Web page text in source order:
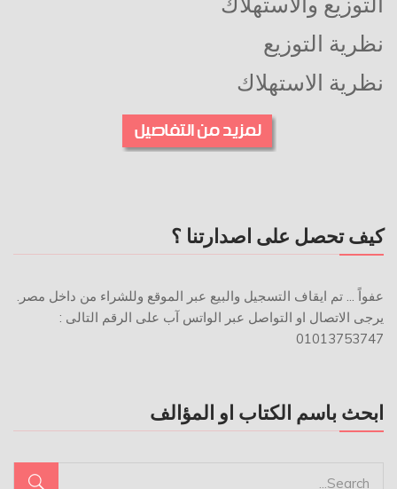
كيف تحصل على اصدارتنا ؟
عفواً ... تم ايقاف التسجيل والبيع عبر الموقع وللشراء من داخل مصر.
يرجى الاتصال او التواصل عبر الواتس آب على الرقم التالى :
01013753747
ابحث باسم الكتاب او المؤالف
نظرية التوزيع
نظرية الاستهلاك